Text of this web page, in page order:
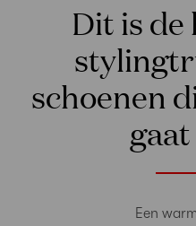
Dit is
schoenen
Een